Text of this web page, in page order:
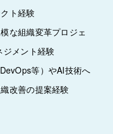
ト経験
な組織変革プロジェ
ジメント経験
等）やAI技術へ
改善の提案経験